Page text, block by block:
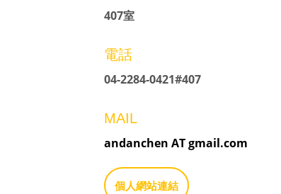
407室
電話
04-2284-0421#407
MAIL
andanchen AT gmail.com
個人網站連結